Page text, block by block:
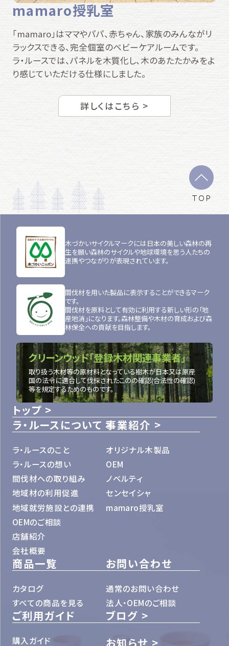
mamaro授乳室
「mamaro」はママやパパ、赤ちゃん、家族のみんながリ
ラックスできる、完全個室のベビーケアルームです。
ラ・ルースでは、パネルを木質化し、木のあたたかみをよ
り感じていただける仕様にしました。
詳しくはこちら >
TOP
トップ
ラ・ルースについて
ラ・ルースのこと
ラ・ルースの想い
間伐材への取り組み
地域材の利用促進
地域就労施設との連携
OEMのご相談
店舗紹介
会社概要
事業紹介
オリジナル木製品
OEM
ノベルティ
センセイシャ
mamaro授乳室
商品一覧
カタログ
すべての商品を見る
お問い合わせ
通常のお問い合わせ
法人・OEMのご相談
ご利用ガイド
購入ガイド
ブログ
お知らせ
木づかいサイクルマークには日本の美しい森林の再
生を願い森林のサイクルや地球環境を思う人たちの
連携やつながりが表現されています。
間伐材を用いた製品に表示することができるマーク
です。
間伐材を原料として有効に利用する新しい形の「地
産地消」になります。森林整備や木材の育成および森
林保全への貢献を目指します。
クリーンウッド「登録木材関連事業者」
取り扱う木材等の原材料となっている樹木が日本又は原産
国の法令に適合して伐採されたこのの確認(合法性の確認)
等を規定するためのものです。